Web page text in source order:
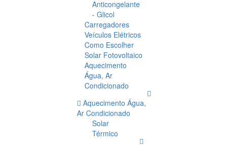
Anticongelante
- Glicol
Carregadores
Veículos Elétricos
Como Escolher
Solar Fotovoltaico
Aquecimento
Água, Ar
Condicionado
Aquecimento Água,
Ar Condicionado
Solar
Térmico